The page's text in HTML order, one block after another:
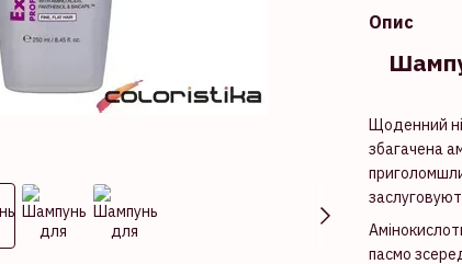
Опис
Щоденний
збагачена
пасмо